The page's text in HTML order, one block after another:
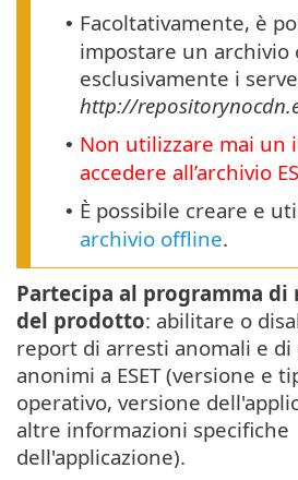
• Facoltativamente, è
impostare un archivio
esclusivamente i
http://
• Non utilizzare mai un
accedere all’archivio
• È possibile creare e
archivio offline.
Partecipa al programma
del prodotto: abilitare o
report di arresti anomali e
anonimi a ESET (versione e
operativo, versione
altre informazioni specifiche
dell'applicazione).